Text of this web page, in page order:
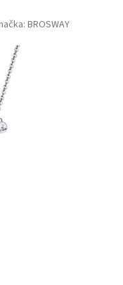
BROSWAY